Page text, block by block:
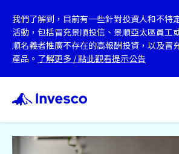
我們了解到，目前有一些針對投資人和不特
活動，包括冒充景順投信、景順亞太區員工
順名義者推廣不存在的高報酬投資，以及冒
產品。 了解更多 /點此觀看提示公告